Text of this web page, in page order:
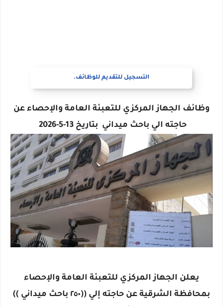
التسجيل للتقديم للوظائف.
وظائف الجهاز المركزي للتعبئة العامة والإحصاء عن
حاجته الي باحث ميداني بتاريخ 13-5-2026
يعلن الجهاز المركزي للتعبئة العامة والإحصاء
بمحافظة الشرقية عن حاجته إلي ((٢٥٠ باحث ميداني ))